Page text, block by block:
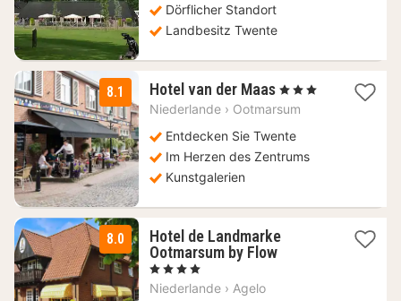
Dörflicher Standort
Landbesitz Twente
8.1 Hotel van der Maas 1
Nacht
111,15
€
, 3 Sterne
Niederlande › Ootmarsum
Entdecken Sie Twente
Im Herzen des Zentrums
Kunstgalerien
8.0
Hotel de Landmarke
Ootmarsum by Flow1
, 4 Sterne
Niederlande › Agelo